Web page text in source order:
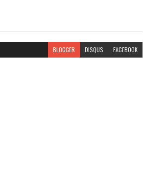
BLOGGER DISQUS FACEBOOK